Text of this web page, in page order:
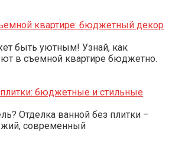
квартире: бюджетный декор
быть уютным! Узнай, как
в съемной квартире бюджетно.
бюджетные и стильные
Отделка ванной без плитки –
современный